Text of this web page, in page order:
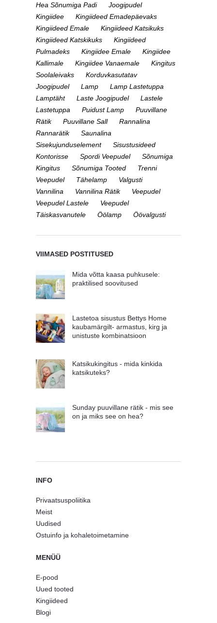
Hea Sõnumiga Padi
Joogipudel
Kingiidee
Kingiideed Emadepäevaks
Kingiideed Emale
Kingiideed Katsikuks
Kingiideed Katskikuks
Kingiideed
Pulmadeks
Kingiidee Emale
Kingiidee
Kallimale
Kingiidee Vanaemale
Kingitus
Soolaleivaks
Korduvkasutatav
Joogipudel
Lamp
Lamp Lastetuppa
Lamptäht
Laste Joogipudel
Lastele
Lastetuppa
Puidust Lamp
Puuvillane
Rätik
Puuvillane Sall
Rannalina
Rannarätik
Saunalina
Sisekujunduselement
Sisustusideed
Kontorisse
Spordi Veepudel
Sõnumiga
Kingitus
Sõnumiga Tooted
Trenni
Veepudel
Tähelamp
Valgusti
Vannilina
Vannilina Rätik
Veepudel
Veepudel Lastele
Veepudel
Täiskasvanutele
Öölamp Öövalgusti
VIIMASED POSTITUSED
Mida võtta kaasa puhkusele:
praktilised soovitused
Lastetoa sisustus Bettys Home
kaubamärgilt- armastus, kirg ja
unistuste kombinatsioon
Katsikukingitus - mida kinkida
katsikuteks?
Sunday puuvillane rätik - mis see
on ja miks see on hea?
INFO
Privaatsuspoliitika
Meist
Uudised
Ostuinfo ja kohaletoimetamine
MENÜÜ
E-pood
Uued tooted
Kingiideed
Blogi